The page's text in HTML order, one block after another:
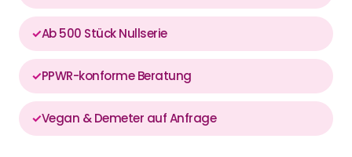
Ab 500 Stück Nullserie
PPWR-konforme Beratung
Vegan & Demeter auf Anfrage